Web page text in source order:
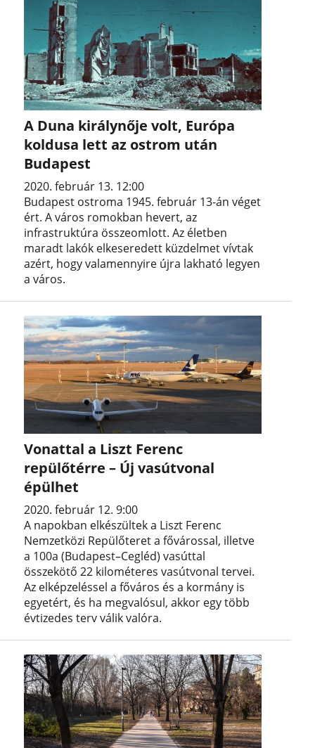
A Duna királynője volt, Európa
koldusa lett az ostrom után
Budapest
2020. február 13. 12:00
Budapest ostroma 1945. február 13-án véget
ért. A város romokban hevert, az
infrastruktúra összeomlott. Az életben
maradt lakók elkeseredett küzdelmet vívtak
azért, hogy valamennyire újra lakható legyen
a város.
Vonattal a Liszt Ferenc
repülőtérre – Új vasútvonal
épülhet
2020. február 12. 9:00
A napokban elkészültek a Liszt Ferenc
Nemzetközi Repülőteret a fővárossal, illetve
a 100a (Budapest–Cegléd) vasúttal
összekötő 22 kilométeres vasútvonal tervei.
Az elképzeléssel a főváros és a kormány is
egyetért, és ha megvalósul, akkor egy több
évtizedes terv válik valóra.